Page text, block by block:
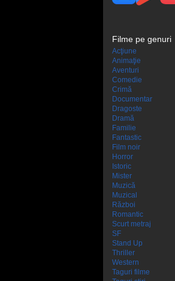
Filme pe genuri
Acţiune
Animaţie
Aventuri
Comedie
Crimă
Documentar
Dragoste
Dramă
Familie
Fantastic
Film noir
Horror
Istoric
Mister
Muzică
Muzical
Război
Romantic
Scurt metraj
SF
Stand Up
Thriller
Western
Taguri filme